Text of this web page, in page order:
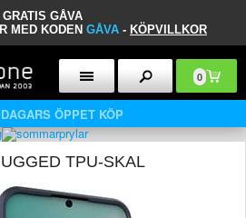
GRATIS GÅVA
MED KODEN GÅVA - KÖPVILLKOR
0
ÖPPET KÖP
TPU-SKAL